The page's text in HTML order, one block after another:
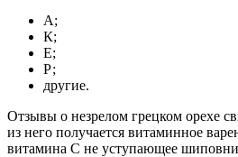
А;
К;
Е;
Р;
другие.
Отзывы о незрелом грецком орехе
из него получается витаминное
витамина С не уступающее